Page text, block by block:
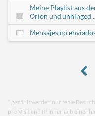
Meine Playlist aus
Orion und unhinged
Mensajes no
* gezählt werden nur reale
pro Visit und IP innerhalb einer